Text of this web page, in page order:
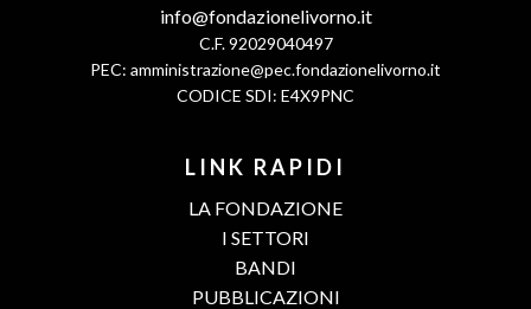
info@fondazionelivorno.it
C.F. 92029040497
PEC: amministrazione@pec.fondazionelivorno.it
CODICE SDI: E4X9PNC
LINK RAPIDI
LA FONDAZIONE
I SETTORI
BANDI
PUBBLICAZIONI